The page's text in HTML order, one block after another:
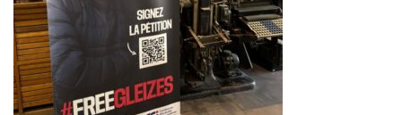
et
Slovénie
rejettent
la
présence
d’Israël